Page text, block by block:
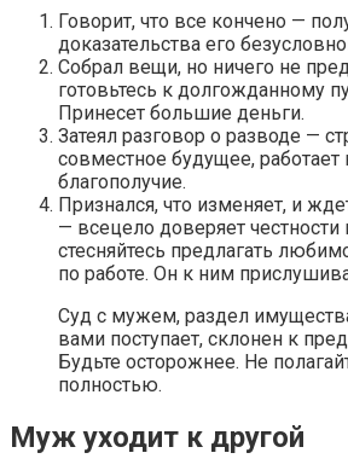
Говорит, что все кончено —
доказательства его
Собрал вещи, но ничего не
готовьтесь к долгожданному
Принесет большие деньги.
Затеял разговор о разводе —
совместное будущее,
благополучие.
Признался, что изменяет, и
— всецело доверяет честности
стесняйтесь предлагать
по работе. Он к ним
Суд с мужем, раздел
вами поступает, склонен к
Будьте осторожнее. Не
полностью.
Муж уходит к другой